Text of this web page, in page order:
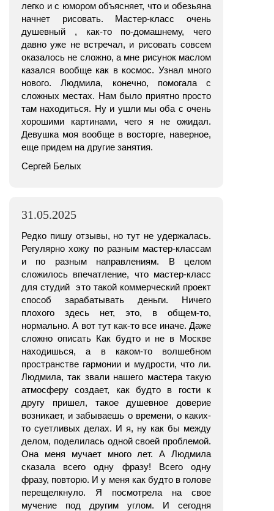
легко и с юмором объясняет, что и обезьяна
начнет рисовать. Мастер-класс очень
душевный , как-то по-домашнему, чего
давно уже не встречал, и рисовать совсем
оказалось не сложно, а мне рисунок маслом
казался вообще как в космос. Узнал много
нового. Людмила, конечно, помогала с
сложных местах. Нам было приятно просто
там находиться. Ну и ушли мы оба с очень
хорошими картинами, чего я не ожидал.
Девушка моя вообще в восторге, наверное,
еще придем на другие занятия.
Сергей Белых
31.05.2025
Редко пишу отзывы, но тут не удержалась.
Регулярно хожу по разным мастер-классам
и по разным направлениям. В целом
сложилось впечатление, что мастер-класс
для студий это такой коммерческий проект
способ зарабатывать деньги. Ничего
плохого здесь нет, это, в общем-то,
нормально. А вот тут как-то все иначе. Даже
сложно описать Как будто и не в Москве
находишься, а в каком-то волшебном
пространстве гармонии и мудрости, что ли.
Людмила, так звали нашего мастера такую
атмосферу создает, как будто в гости к
другу пришел, такое душевное доверие
возникает, и забываешь о времени, о каких-
то суетливых делах. И я, ну как бы между
делом, поделилась одной своей проблемой.
Она меня мучает много лет. А Людмила
сказала всего одну фразу! Всего одну
фразу, повторю. И у меня как будто в голове
перещелкнуло. Я посмотрела на свое
мучение под другим углом. И сегодня